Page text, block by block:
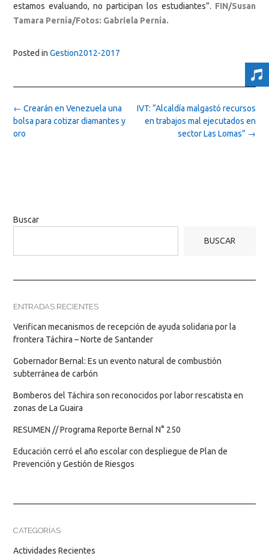
estamos evaluando, no participan los estudiantes”. FIN/Susan
Tamara Pernía/Fotos: Gabriela Pernía.
Posted in Gestion2012-2017
Post
navigation
IVT: “Alcaldía malgastó recursos
en trabajos mal ejecutados en
sector Las Lomas” →
← Crearán en Venezuela una
bolsa para cotizar diamantes y
oro
Buscar
BUSCAR
ENTRADAS RECIENTES
Verifican mecanismos de recepción de ayuda solidaria por la
frontera Táchira – Norte de Santander
Gobernador Bernal: Es un evento natural de combustión
subterránea de carbón
Bomberos del Táchira son reconocidos por labor rescatista en
zonas de La Guaira
RESUMEN // Programa Reporte Bernal N° 250
Educación cerró el año escolar con despliegue de Plan de
Prevención y Gestión de Riesgos
CATEGORÍAS
Actividades Recientes